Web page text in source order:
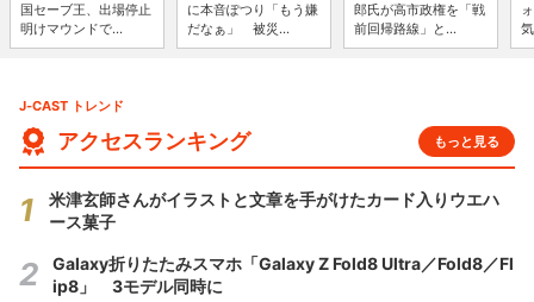
国セーブ王、出場停止
明けマウンドで...
に本音ぽつり「もう嫌
だなぁ」 被災...
郎氏が高市政権を「戦
前回帰路線」と...
J-CAST トレンド
アクセスランキング もっと見る
米津玄師さんがイラストと文章を手がけたカード入りウエハ
ース菓子
Galaxy折りたたみスマホ「Galaxy Z Fold8 Ultra／Fold8／Fl
ip8」 3モデル同時に